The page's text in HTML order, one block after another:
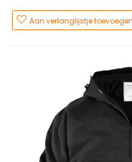
Aan verlanglijstje toevoegen